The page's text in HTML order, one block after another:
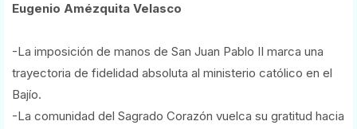
Eugenio Amézquita Velasco
-La imposición de manos de San Juan Pablo II marca una
trayectoria de fidelidad absoluta al ministerio católico en el
Bajío.
-La comunidad del Sagrado Corazón vuelca su gratitud hacia